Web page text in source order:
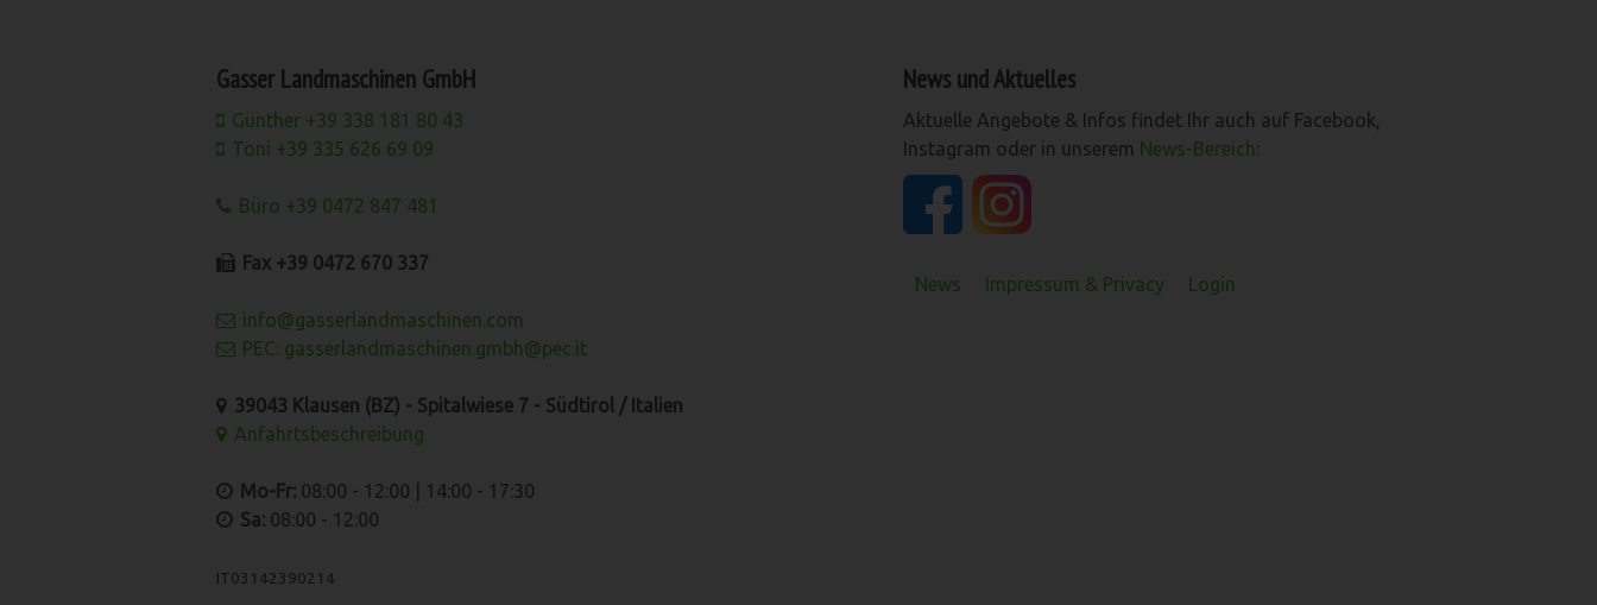
Gasser Landmaschinen GmbH
Günther +39 338 181 80 43
Toni +39 335 626 69 09
Büro +39 0472 847 481
Fax +39 0472 670 337
info@gasserlandmaschinen.com
PEC: gasserlandmaschinen.gmbh@pec.it
39043 Klausen (BZ) - Spitalwiese 7 - Südtirol / Italien
Anfahrtsbeschreibung
Mo-Fr: 08:00 - 12:00 | 14:00 - 17:30
Sa: 08:00 - 12:00
IT03142390214
News und Aktuelles
Aktuelle Angebote & Infos findet Ihr auch auf Facebook,
Instagram oder in unserem News-Bereich:
News Impressum & Privacy Login